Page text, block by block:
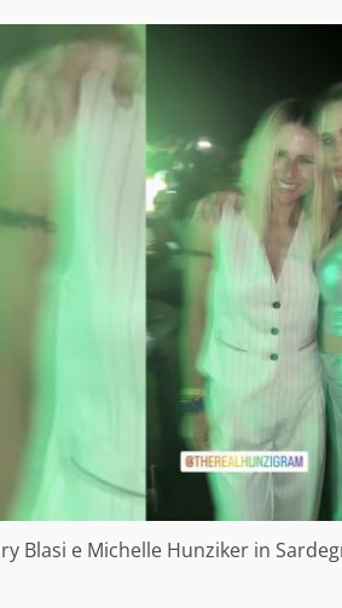
Blasi e Michelle Hunziker in